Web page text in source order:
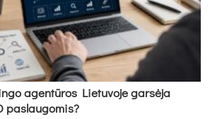
agentūros Lietuvoje garsėja
paslaugomis?